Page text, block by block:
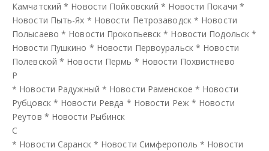
Камчатский * Новости Пойковский * Новости Покачи *
Новости Пыть-Ях * Новости Петрозаводск * Новости
Полысаево * Новости Прокопьевск * Новости Подольск *
Новости Пушкино * Новости Первоуральск * Новости
Полевской * Новости Пермь * Новости Похвистнево
Р
* Новости Радужный * Новости Раменское * Новости
Рубцовск * Новости Ревда * Новости Реж * Новости
Реутов * Новости Рыбинск
С
* Новости Саранск * Новости Симферополь * Новости